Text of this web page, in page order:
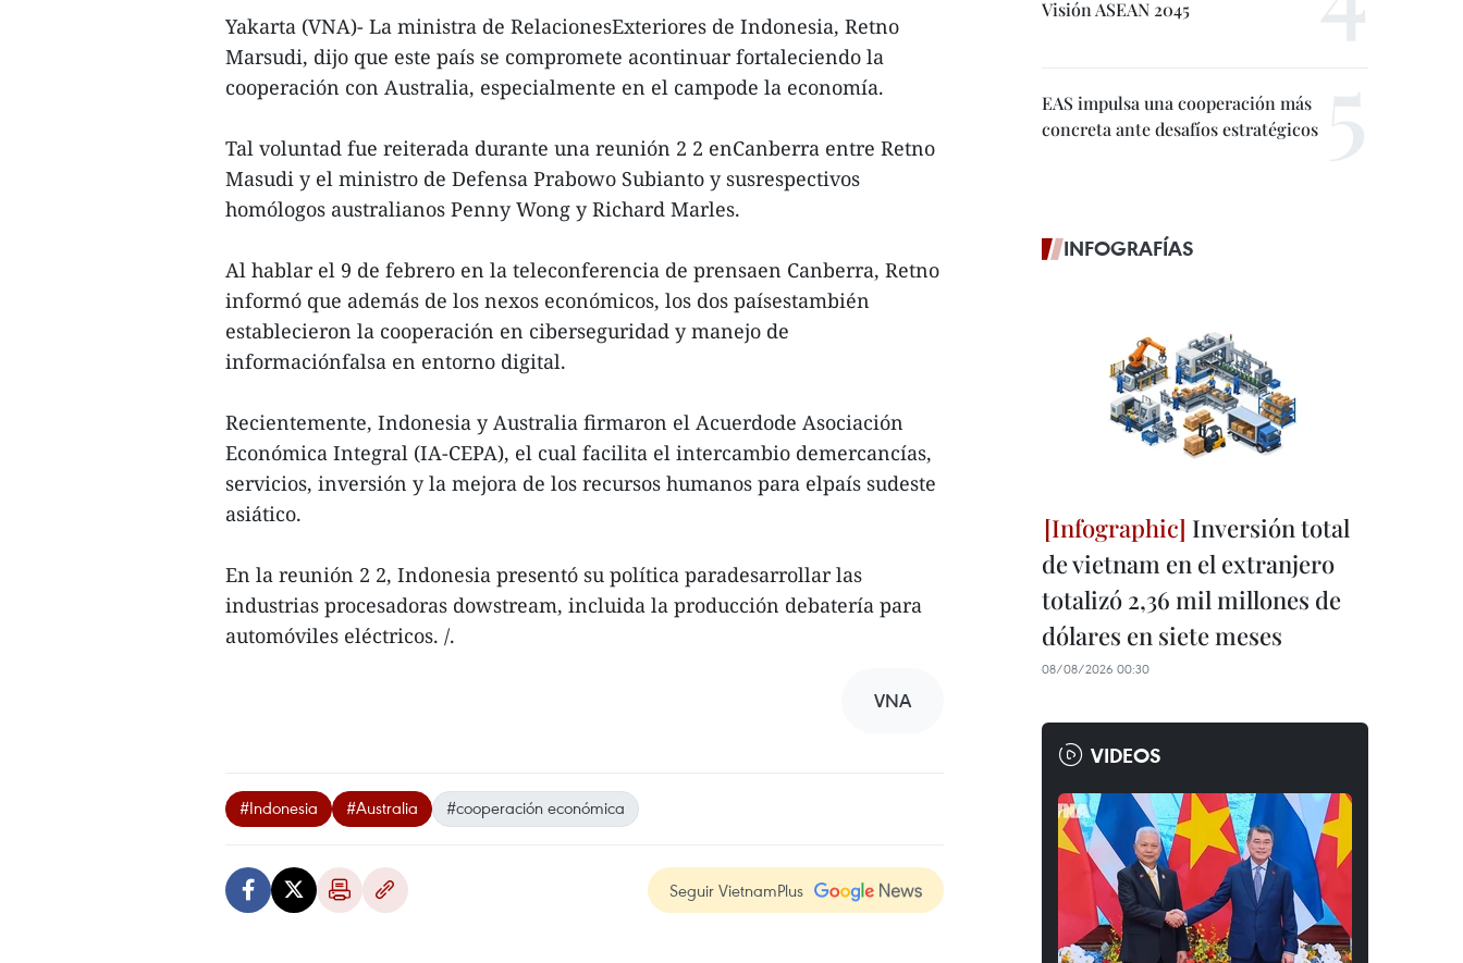
Yakarta (VNA)- La ministra de RelacionesExteriores de Indonesia, Retno
Marsudi, dijo que este país se compromete acontinuar fortaleciendo la
cooperación con Australia, especialmente en el campode la economía.
Tal voluntad fue reiterada durante una reunión 2 2 enCanberra entre Retno
Masudi y el ministro de Defensa Prabowo Subianto y susrespectivos
homólogos australianos Penny Wong y Richard Marles.
Al hablar el 9 de febrero en la teleconferencia de prensaen Canberra, Retno
informó que además de los nexos económicos, los dos paísestambién
establecieron la cooperación en ciberseguridad y manejo de
informaciónfalsa en entorno digital.
Recientemente, Indonesia y Australia firmaron el Acuerdode Asociación
Económica Integral (IA-CEPA), el cual facilita el intercambio demercancías,
servicios, inversión y la mejora de los recursos humanos para elpaís sudeste
asiático.
En la reunión 2 2, Indonesia presentó su política paradesarrollar las
industrias procesadoras dowstream, incluida la producción debatería para
automóviles eléctricos. /.
VNA
#Indonesia #Australia #cooperación económica
Seguir VietnamPlus
Visión ASEAN 2045
EAS impulsa una cooperación más
concreta ante desafíos estratégicos
INFOGRAFÍAS
Inversión total
de vietnam en el extranjero
totalizó 2,36 mil millones de
dólares en siete meses
08/08/2026 00:30
VIDEOS